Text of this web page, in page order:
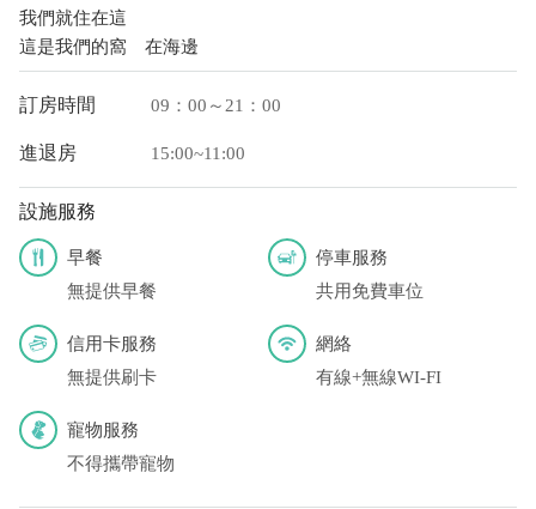
我們就住在這
這是我們的窩 在海邊
訂房時間 09：00～21：00
進退房 15:00~11:00
設施服務
早餐
無提供早餐
停車服務
共用免費車位
信用卡服務
無提供刷卡
網絡
有線+無線WI-FI
寵物服務
不得攜帶寵物